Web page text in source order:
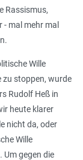
Rassismus,
mal mehr mal
Wille
stoppen, wurde
Rudolf Heß in
heute klarer
nicht da, oder
Wille
Um gegen die